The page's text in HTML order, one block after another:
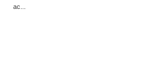
ac...